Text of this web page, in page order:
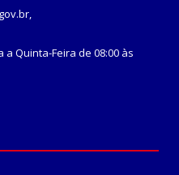
Quinta-Feira de 08:00 às